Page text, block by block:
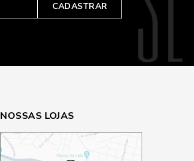
CADASTRAR
NOSSAS LOJAS